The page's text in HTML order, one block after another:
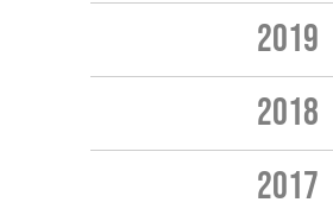
2019
2018
2017